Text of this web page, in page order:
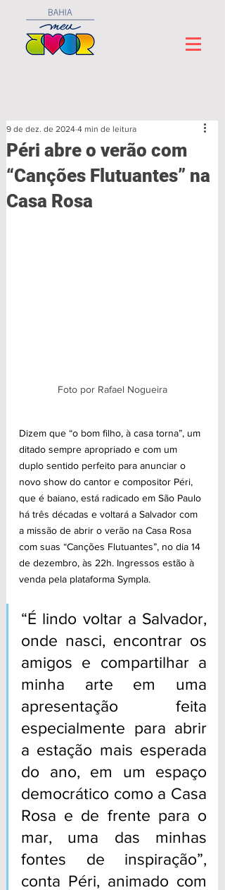
Péri abre o verão com
“Canções Flutuantes” na
Casa Rosa
9 de dez. de 2024 4 min de leitura
Foto por Rafael Nogueira
Dizem que “o bom filho, à casa torna”, um
ditado sempre apropriado e com um
duplo sentido perfeito para anunciar o
novo show do cantor e compositor Péri,
que é baiano, está radicado em São Paulo
há três décadas e voltará a Salvador com
a missão de abrir o verão na Casa Rosa
com suas “Canções Flutuantes”, no dia 14
de dezembro, às 22h. Ingressos estão à
venda pela plataforma Sympla.
“É lindo voltar a Salvador,
onde nasci, encontrar os
amigos e compartilhar a
minha arte em uma
apresentação feita
especialmente para abrir
a estação mais esperada
do ano, em um espaço
democrático como a Casa
Rosa e de frente para o
mar, uma das minhas
fontes de inspiração”,
conta Péri, animado com